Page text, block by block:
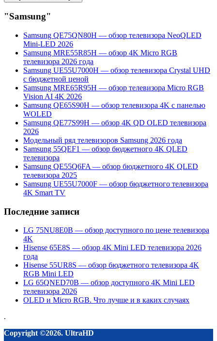
"Samsung"
Samsung QE75QN80H — обзор телевизора NeoQLED
Mini-LED 2026
Samsung MRE55R85H — обзор 4K Micro RGB
телевизора 2026 года
Samsung UE55U7000H — обзор телевизора Crystal UHD
с бюджетной ценой
Samsung MRE65R95H — обзор телевизора Micro RGB
Vision AI 4K 2026
Samsung QE65S90H — обзор телевизора 4K с панелью
WOLED
Samsung QE77S99H — обзор 4K QD OLED телевизора
2026
Модельный ряд телевизоров Samsung 2026 года
Samsung 55QEF1 — обзор бюджетного 4K QLED
телевизора
Samsung QE55Q6FA — обзор бюджетного 4K QLED
телевизора 2025
Samsung UE55U7000F — обзор бюджетного телевизора
4K Smart TV
Последние записи
LG 75NU8E0B — обзор доступного по цене телевизора
4K
Hisense 65E8S — обзор 4K Mini LED телевизора 2026
года
Hisense 55UR8S — обзор бюджетного телевизора 4K
RGB Mini LED
LG 65QNED70B — обзор доступного 4K Mini LED
телевизора 2026
OLED и Micro RGB. Что лучше и в каких случаях
.
Copyright ©2026. UltraHD